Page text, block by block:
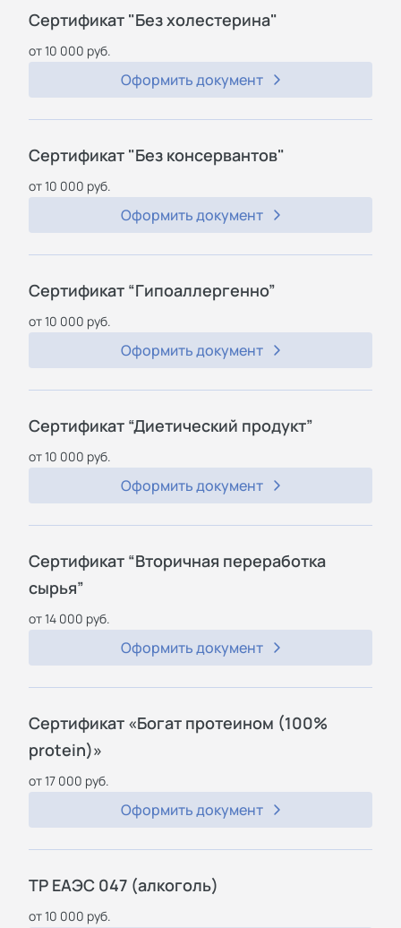
Сертификат "Без холестерина"
от 10 000 руб.
Оформить документ
Сертификат "Без консервантов"
от 10 000 руб.
Оформить документ
Сертификат “Гипоаллергенно”
от 10 000 руб.
Оформить документ
Сертификат “Диетический продукт”
от 10 000 руб.
Оформить документ
Сертификат “Вторичная переработка
сырья”
от 14 000 руб.
Оформить документ
Сертификат «Богат протеином (100%
protein)»
от 17 000 руб.
Оформить документ
ТР ЕАЭС 047 (алкоголь)
от 10 000 руб.